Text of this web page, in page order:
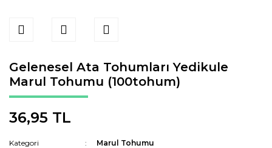
Gelenesel Ata Tohumları Yedikule
Marul Tohumu (100tohum)
36,95 TL
Kategori
Marul Tohumu